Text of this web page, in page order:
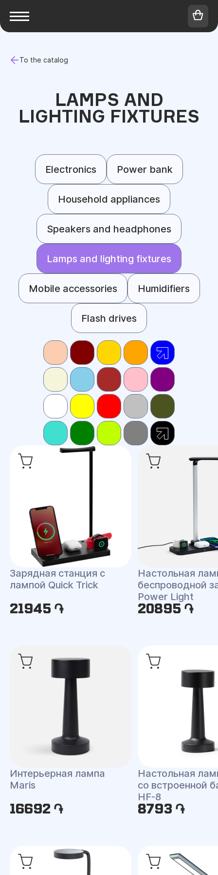
To the catalog
LAMPS AND
LIGHTING FIXTURES
Electronics Power bank
Household appliances
Speakers and headphones
Lamps and lighting fixtures
Mobile accessories Humidifiers
Flash drives
Зарядная станция с
лампой Quick Trick
21945 ֏
Настольная
беспроводной
Power Light
20895 ֏
Интерьерная лампа
Maris
16692 ֏
Настольная
cо встроенной
HF-8
8793 ֏